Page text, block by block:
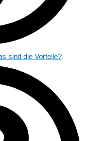
sind die Vorteile?